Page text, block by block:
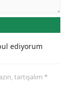
ediyorum
tartışalım *